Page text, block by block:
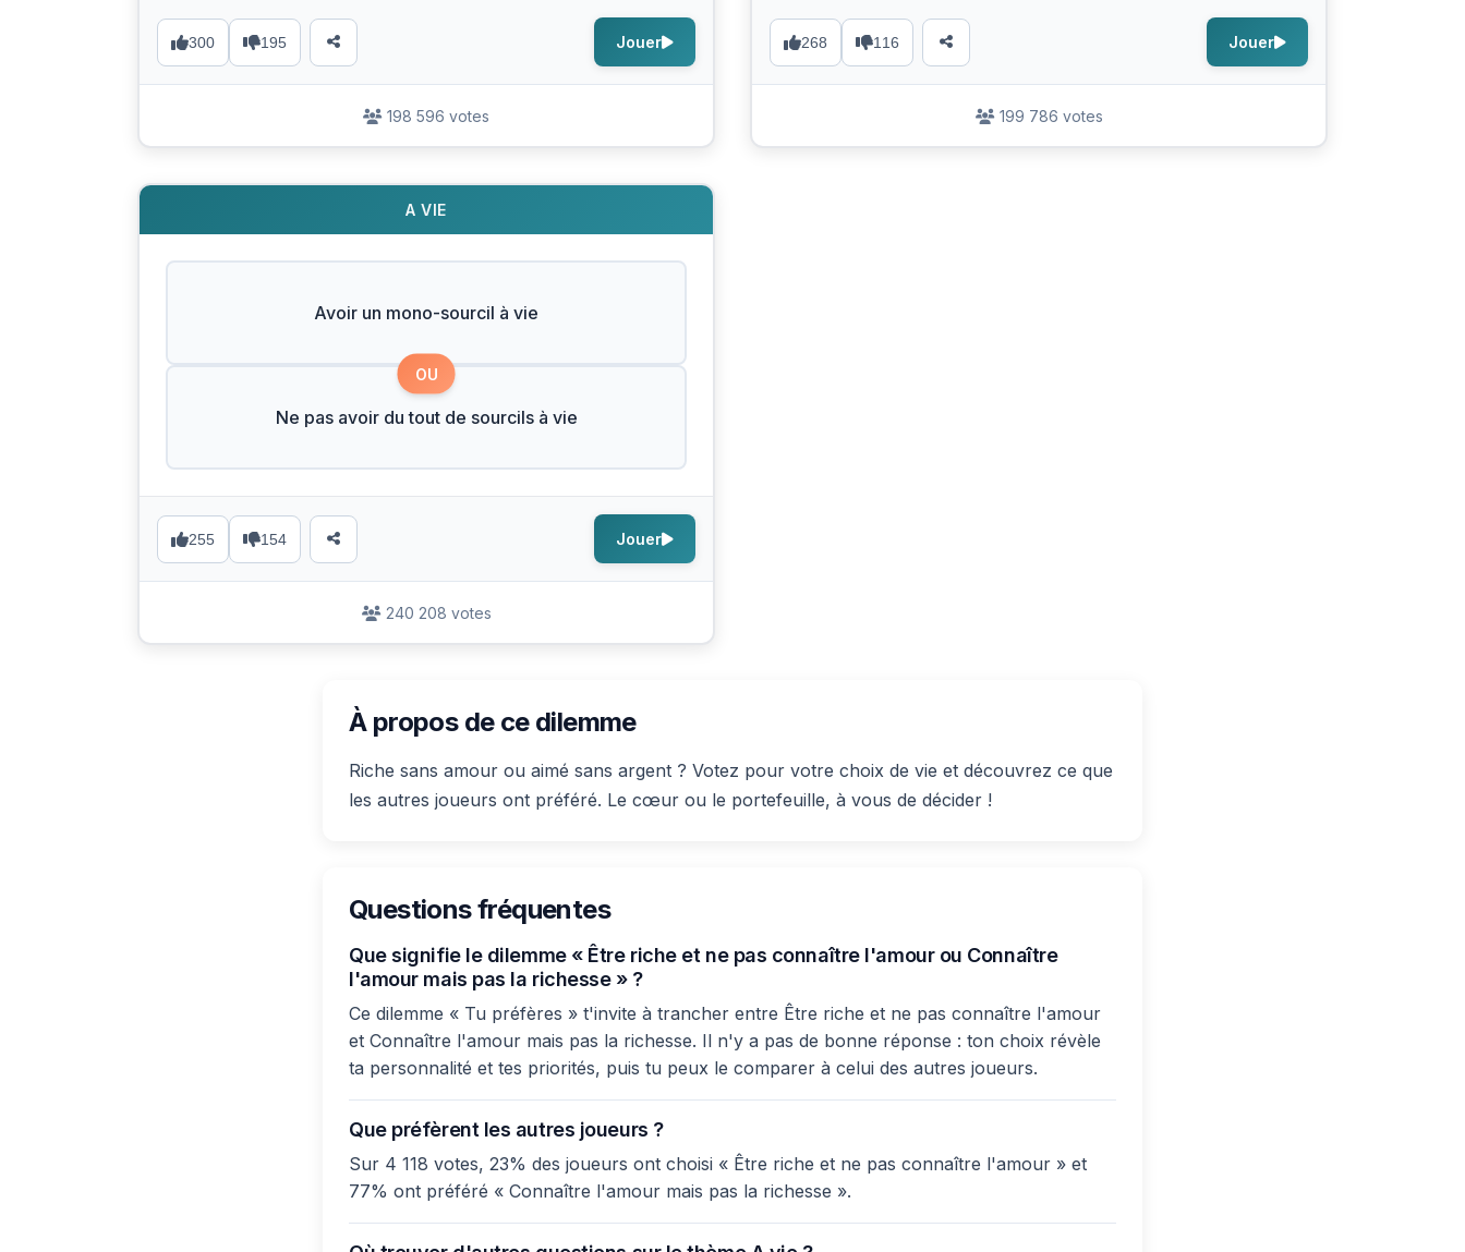
300 195 Jouer
198 596 votes
268 116 Jouer
199 786 votes
A VIE
Avoir un mono-sourcil à vie
OU
Ne pas avoir du tout de sourcils à vie
255 154 Jouer
240 208 votes
À propos de ce dilemme
Riche sans amour ou aimé sans argent ? Votez pour votre choix de vie et découvrez ce que
les autres joueurs ont préféré. Le cœur ou le portefeuille, à vous de décider !
Questions fréquentes
Que signifie le dilemme « Être riche et ne pas connaître l'amour ou Connaître
l'amour mais pas la richesse » ?
Ce dilemme « Tu préfères » t'invite à trancher entre Être riche et ne pas connaître l'amour
et Connaître l'amour mais pas la richesse. Il n'y a pas de bonne réponse : ton choix révèle
ta personnalité et tes priorités, puis tu peux le comparer à celui des autres joueurs.
Que préfèrent les autres joueurs ?
Sur 4 118 votes, 23% des joueurs ont choisi « Être riche et ne pas connaître l'amour » et
77% ont préféré « Connaître l'amour mais pas la richesse ».